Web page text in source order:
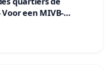
een MIVB-
en Het